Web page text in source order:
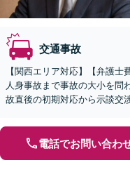
交通事故
【関西エリア対応】【弁護
人身事故まで事故の大小を問
故直後の初期対応から示談交
電話でお問い合わ